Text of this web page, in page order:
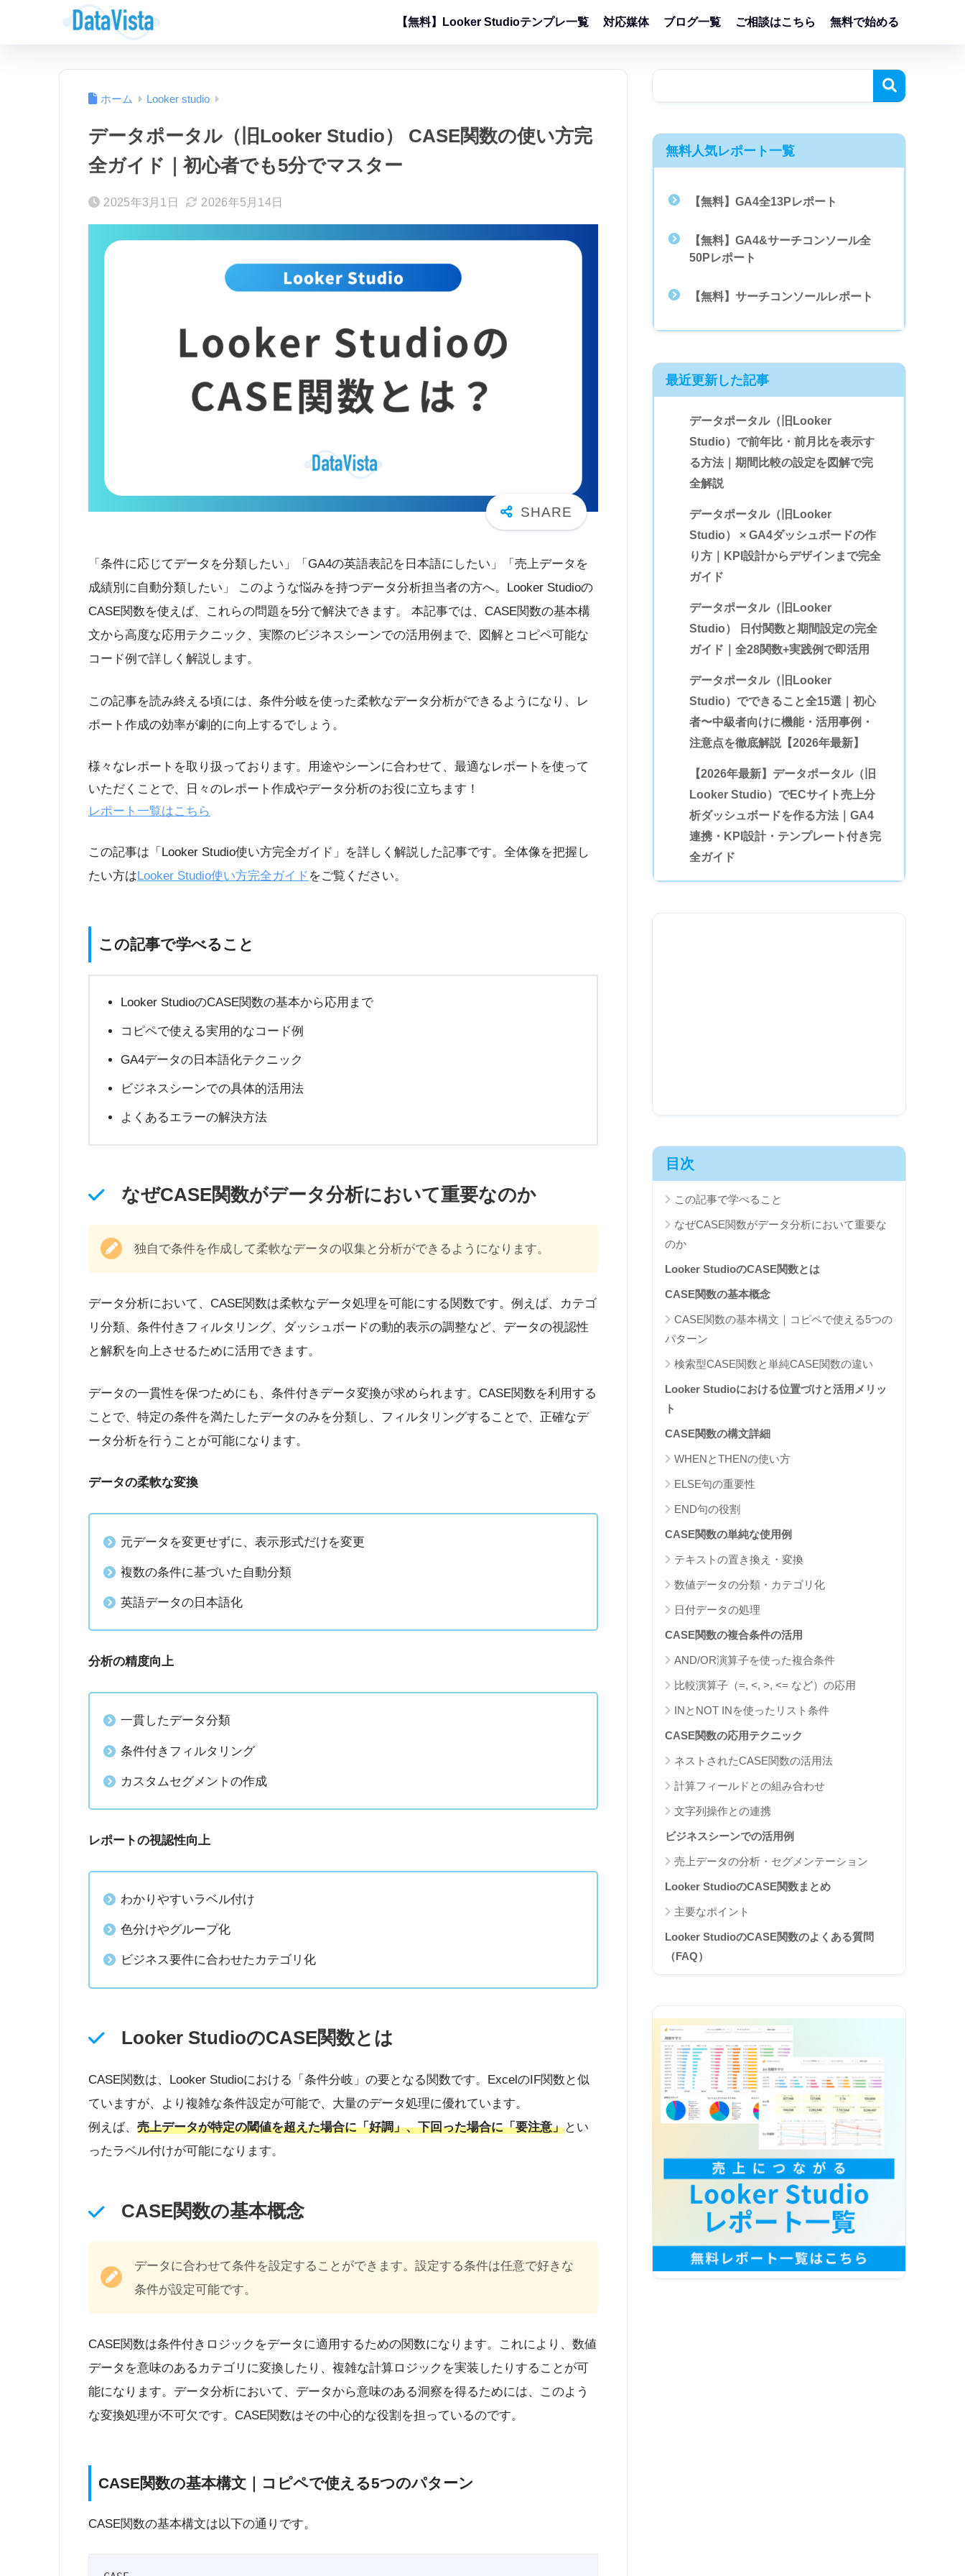
【無料】Looker Studioテンプレ一覧 対応媒体 ブログ一覧 ご相談はこちら 無料で始める
ホーム Looker studio
データポータル（旧Looker Studio） CASE関数の使い方完
全ガイド｜初心者でも5分でマスター
2025年3月1日 2026年5月14日
「条件に応じてデータを分類したい」「GA4の英語表記を日本語にしたい」「売上データを
成績別に自動分類したい」 このような悩みを持つデータ分析担当者の方へ。Looker Studioの
CASE関数を使えば、これらの問題を5分で解決できます。 本記事では、CASE関数の基本構
文から高度な応用テクニック、実際のビジネスシーンでの活用例まで、図解とコピペ可能な
コード例で詳しく解説します。
この記事を読み終える頃には、条件分岐を使った柔軟なデータ分析ができるようになり、レ
ポート作成の効率が劇的に向上するでしょう。
様々なレポートを取り扱っております。用途やシーンに合わせて、最適なレポートを使って
いただくことで、日々のレポート作成やデータ分析のお役に立ちます！
レポート一覧はこちら
この記事は「Looker Studio使い方完全ガイド」を詳しく解説した記事です。全体像を把握し
たい方は Looker Studio使い方完全ガイド をご覧ください。
この記事で学べること
Looker StudioのCASE関数の基本から応用まで
コピペで使える実用的なコード例
GA4データの日本語化テクニック
ビジネスシーンでの具体的活用法
よくあるエラーの解決方法
なぜCASE関数がデータ分析において重要なのか
独自で条件を作成して柔軟なデータの収集と分析ができるようになります。
データ分析において、CASE関数は柔軟なデータ処理を可能にする関数です。例えば、カテゴ
リ分類、条件付きフィルタリング、ダッシュボードの動的表示の調整など、データの視認性
と解釈を向上させるために活用できます。
データの一貫性を保つためにも、条件付きデータ変換が求められます。CASE関数を利用する
ことで、特定の条件を満たしたデータのみを分類し、フィルタリングすることで、正確なデ
ータ分析を行うことが可能になります。
データの柔軟な変換
元データを変更せずに、表示形式だけを変更
複数の条件に基づいた自動分類
英語データの日本語化
分析の精度向上
一貫したデータ分類
条件付きフィルタリング
カスタムセグメントの作成
レポートの視認性向上
わかりやすいラベル付け
色分けやグループ化
ビジネス要件に合わせたカテゴリ化
Looker StudioのCASE関数とは
CASE関数は、Looker Studioにおける「条件分岐」の要となる関数です。ExcelのIF関数と似
ていますが、より複雑な条件設定が可能で、大量のデータ処理に優れています。
例えば、 売上データが特定の閾値を超えた場合に「好調」、下回った場合に「要注意」とい
ったラベル付けが可能になります。
CASE関数の基本概念
データに合わせて条件を設定することができます。設定する条件は任意で好きな
条件が設定可能です。
CASE関数は条件付きロジックをデータに適用するための関数になります。これにより、数値
データを意味のあるカテゴリに変換したり、複雑な計算ロジックを実装したりすることが可
能になります。データ分析において、データから意味のある洞察を得るためには、このよう
な変換処理が不可欠です。CASE関数はその中心的な役割を担っているのです。
CASE関数の基本構文｜コピペで使える5つのパターン
CASE関数の基本構文は以下の通りです。
無料人気レポート一覧
【無料】GA4全13Pレポート
【無料】GA4&サーチコンソール全
50Pレポート
【無料】サーチコンソールレポート
最近更新した記事
データポータル（旧Looker
Studio）で前年比・前月比を表示す
る方法｜期間比較の設定を図解で完
全解説
データポータル（旧Looker
Studio） × GA4ダッシュボードの作
り方｜KPI設計からデザインまで完全
ガイド
データポータル（旧Looker
Studio） 日付関数と期間設定の完全
ガイド｜全28関数+実践例で即活用
データポータル（旧Looker
Studio）でできること全15選｜初心
者〜中級者向けに機能・活用事例・
注意点を徹底解説【2026年最新】
【2026年最新】データポータル（旧
Looker Studio）でECサイト売上分
析ダッシュボードを作る方法｜GA4
連携・KPI設計・テンプレート付き完
全ガイド
目次
この記事で学べること
なぜCASE関数がデータ分析において重要な
のか
Looker StudioのCASE関数とは
CASE関数の基本概念
CASE関数の基本構文｜コピペで使える5つの
パターン
検索型CASE関数と単純CASE関数の違い
Looker Studioにおける位置づけと活用メリッ
ト
CASE関数の構文詳細
WHENとTHENの使い方
ELSE句の重要性
END句の役割
CASE関数の単純な使用例
テキストの置き換え・変換
数値データの分類・カテゴリ化
日付データの処理
CASE関数の複合条件の活用
AND/OR演算子を使った複合条件
比較演算子（=, <, >, <= など）の応用
INとNOT INを使ったリスト条件
CASE関数の応用テクニック
ネストされたCASE関数の活用法
計算フィールドとの組み合わせ
文字列操作との連携
ビジネスシーンでの活用例
売上データの分析・セグメンテーション
Looker StudioのCASE関数まとめ
主要なポイント
Looker StudioのCASE関数のよくある質問
（FAQ）